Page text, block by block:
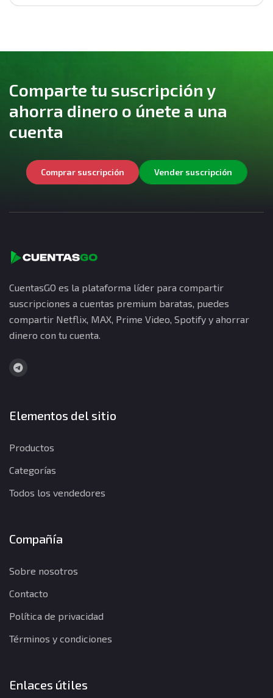
Comparte tu suscripción y
ahorra dinero o únete a una
cuenta
Comprar suscripción Vender suscripción
CuentasGO es la plataforma líder para compartir
suscripciones a cuentas premium baratas, puedes
compartir Netflix, MAX, Prime Video, Spotify y ahorrar
dinero con tu cuenta.
Elementos del sitio
Productos
Categorías
Todos los vendedores
Compañía
Sobre nosotros
Contacto
Política de privacidad
Términos y condiciones
Enlaces útiles